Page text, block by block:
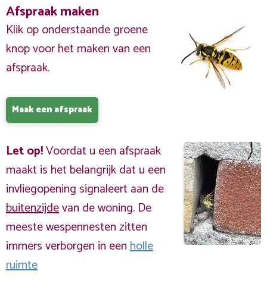
Afspraak maken
Klik op onderstaande groene
knop voor het maken van een
afspraak.
Maak een afspraak
Let op!Voordat u een afspraak
maakt is het belangrijk dat u een
invliegopening signaleert aan de
buitenzijdevan de woning. De
meeste wespennesten zitten
immers verborgen in eenholle
ruimte